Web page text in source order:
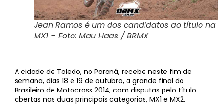
Jean Ramos é um dos candidatos ao título na
MX1 – Foto: Mau Haas / BRMX
A cidade de Toledo, no Paraná, recebe neste fim de
semana, dias 18 e 19 de outubro, a grande final do
Brasileiro de Motocross 2014, com disputas pelo título
abertas nas duas principais categorias, MX1 e MX2.